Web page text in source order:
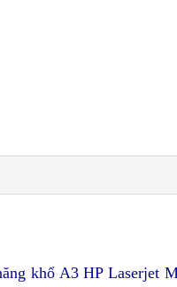
khổ A3 HP Laserjet